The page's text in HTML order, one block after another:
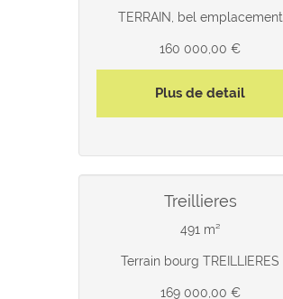
TERRAIN, bel emplacement
160 000,00 €
Plus de detail
treillieres
491 m²
Terrain bourg TREILLIERES
169 000,00 €